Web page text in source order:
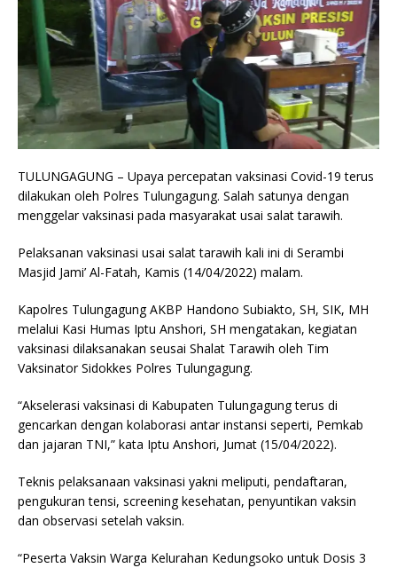
TULUNGAGUNG – Upaya percepatan vaksinasi Covid-19 terus
dilakukan oleh Polres Tulungagung. Salah satunya dengan
menggelar vaksinasi pada masyarakat usai salat tarawih.
Pelaksanan vaksinasi usai salat tarawih kali ini di Serambi
Masjid Jami’ Al-Fatah, Kamis (14/04/2022) malam.
Kapolres Tulungagung AKBP Handono Subiakto, SH, SIK, MH
melalui Kasi Humas Iptu Anshori, SH mengatakan, kegiatan
vaksinasi dilaksanakan seusai Shalat Tarawih oleh Tim
Vaksinator Sidokkes Polres Tulungagung.
“Akselerasi vaksinasi di Kabupaten Tulungagung terus di
gencarkan dengan kolaborasi antar instansi seperti, Pemkab
dan jajaran TNI,” kata Iptu Anshori, Jumat (15/04/2022).
Teknis pelaksanaan vaksinasi yakni meliputi, pendaftaran,
pengukuran tensi, screening kesehatan, penyuntikan vaksin
dan observasi setelah vaksin.
“Peserta Vaksin Warga Kelurahan Kedungsoko untuk Dosis 3